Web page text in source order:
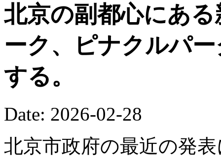
北京の副都心にあ
ーク、ピナクルパ
する。
Date: 2026-02-28
北京市政府の最近の発